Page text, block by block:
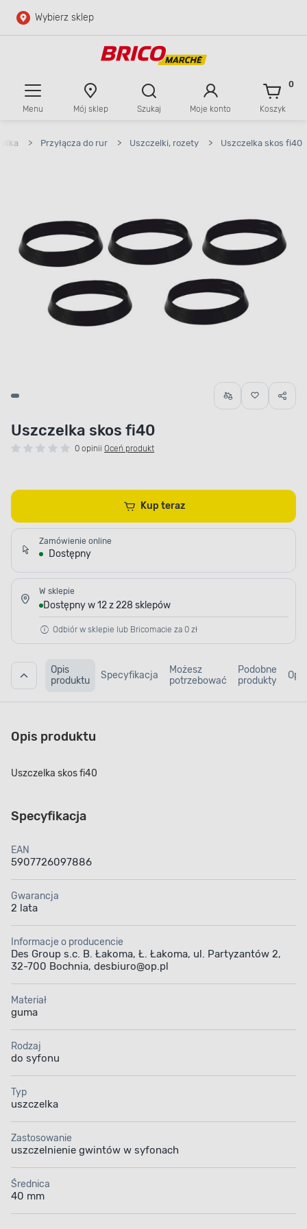
Przejdź do głównej zawartości
Wybierz sklep
Menu Mój sklep Szukaj Moje konto Koszyk
0
> Przyłącza do rur > Uszczelki, rozety > Uszczelka skos fi40
Uszczelka skos fi40
0 opinii Oceń produkt
Kup teraz
Zamówienie online
Dostępny
W sklepie
Dostępny w 12 z 228 sklepów
Odbiór w sklepie lub Bricomacie za 0 zł
Opis
produktu
Specyfikacja
Możesz
potrzebować
Podobne
produkty
Opis produktu
Uszczelka skos fi40
Specyfikacja
EAN
5907726097886
Gwarancja
2 lata
Informacje o producencie
Des Group s.c. B. Łakoma, Ł. Łakoma, ul. Partyzantów 2,
32-700 Bochnia, desbiuro@op.pl
Materiał
guma
Rodzaj
do syfonu
Typ
uszczelka
Zastosowanie
uszczelnienie gwintów w syfonach
Średnica
40 mm